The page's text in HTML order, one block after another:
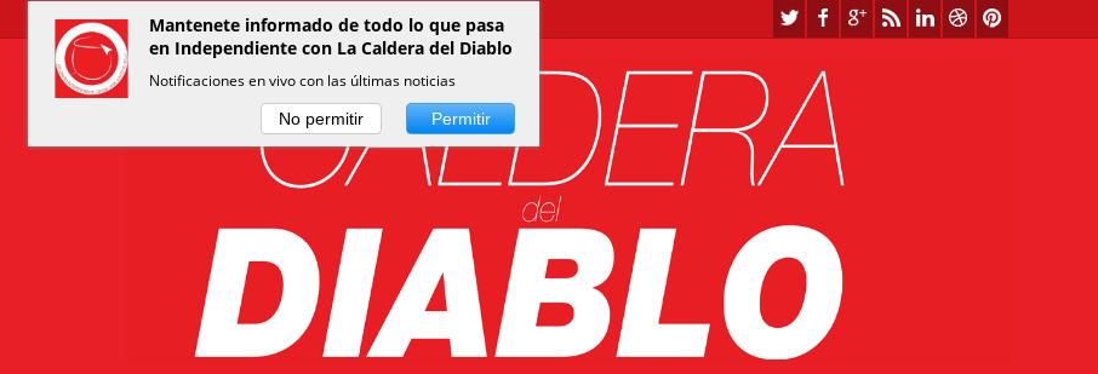
Mantenete informado de todo lo que pasa
en Independiente con La Caldera del Diablo
Notificaciones en vivo con las últimas noticias
No permitir Permitir